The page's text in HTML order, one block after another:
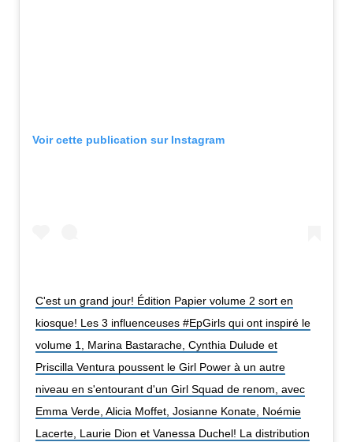
Voir cette publication sur Instagram
C'est un grand jour! Édition Papier volume 2 sort en
kiosque! Les 3 influenceuses #EpGirls qui ont inspiré le
volume 1, Marina Bastarache, Cynthia Dulude et
Priscilla Ventura poussent le Girl Power à un autre
niveau en s'entourant d'un Girl Squad de renom, avec
Emma Verde, Alicia Moffet, Josianne Konate, Noémie
Lacerte, Laurie Dion et Vanessa Duchel! La distribution